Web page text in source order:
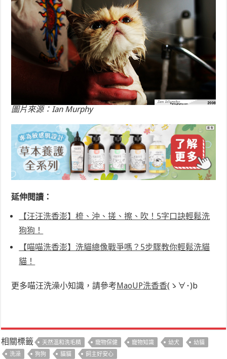
圖片來源：Ian Murphy
延伸閱讀：
【汪汪洗香澎】梳、沖、搓、擦、吹！5字口訣輕鬆洗
狗狗！
【喵喵洗香澎】洗貓總像戰爭嗎？5步驟教你輕鬆洗貓
貓！
更多喵汪洗澡小知識，請參考MaoUP洗香香(ゝ∀･)b
相關標籤 天然溫和洗毛精 寵物保健 寵物知識 幼犬
幼貓
洗澡
狗狗 貓貓 飼主好安心